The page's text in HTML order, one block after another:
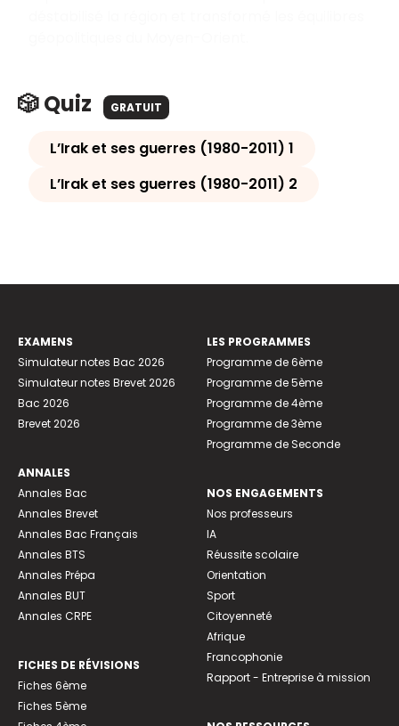
🎲 Quiz GRATUIT
L’Irak et ses guerres (1980-2011) 1
L’Irak et ses guerres (1980-2011) 2
EXAMENS
Simulateur notes Bac 2026
Simulateur notes Brevet 2026
Bac 2026
Brevet 2026
ANNALES
Annales Bac
Annales Brevet
Annales Bac Français
Annales BTS
Annales Prépa
Annales BUT
Annales CRPE
FICHES DE RÉVISIONS
Fiches 6ème
Fiches 5ème
LES PROGRAMMES
Programme de 6ème
Programme de 5ème
Programme de 4ème
Programme de 3ème
Programme de Seconde
NOS ENGAGEMENTS
Nos professeurs
IA
Réussite scolaire
Orientation
Sport
Citoyenneté
Afrique
Francophonie
Rapport - Entreprise à mission